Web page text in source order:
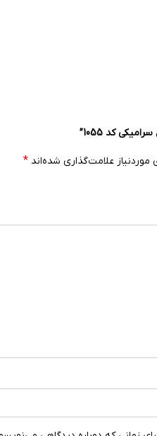
کد 1055”
علامت‌گذاری شده‌اند *